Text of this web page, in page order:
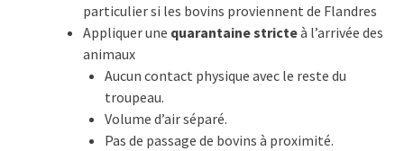
particulier si les bovins proviennent de Flandres
Appliquer une quarantaine stricteà l’arrivée des
animaux
Aucun contact physique avec le reste du
troupeau.
Volume d’air séparé.
Pas de passage de bovins à proximité.